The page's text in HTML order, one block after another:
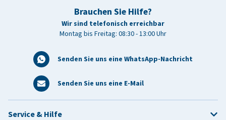
Brauchen Sie Hilfe?
Wir sind telefonisch erreichbar
Montag bis Freitag: 08:30 - 13:00 Uhr
Senden Sie uns eine WhatsApp-Nachricht
Senden Sie uns eine E-Mail
Service & Hilfe